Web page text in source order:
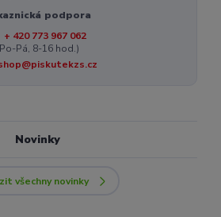
podpora
+ 420 773 967 062
Pá, 8-16 hod.)
Novinky
všechny novinky